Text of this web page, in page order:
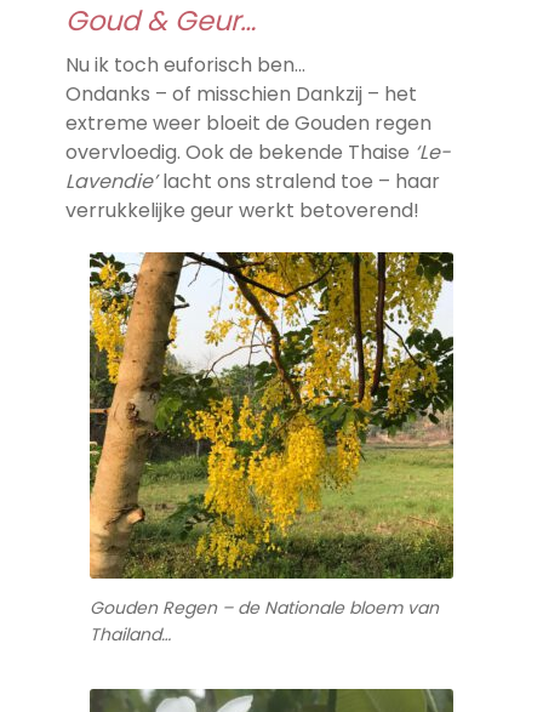
Goud & Geur…
Nu ik toch euforisch ben…
Ondanks – of misschien Dankzij – het
extreme weer bloeit de Gouden regen
overvloedig. Ook de bekende Thaise ‘Le-
Lavendie’lacht ons stralend toe – haar
verrukkelijke geur werkt betoverend!
Gouden Regen – de Nationale bloem van
Thailand…